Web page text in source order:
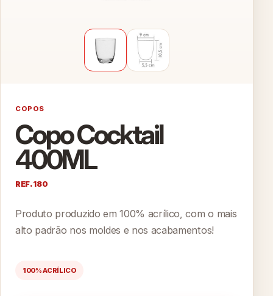
COPOS
Copo Cocktail
400ML
REF. 180
Produto produzido em 100% acrílico, com o mais
alto padrão nos moldes e nos acabamentos!
100% ACRÍLICO